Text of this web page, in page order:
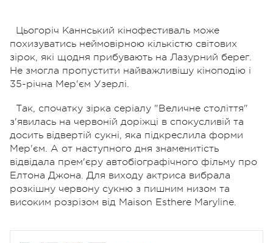
Цьогоріч Каннський кінофестиваль може
похизуватись неймовірною кількістю світових
зірок, які щодня прибувають на Лазурний берег.
Не змогла пропустити найважливішу кіноподію і
35-річна Мер'єм Узерлі.
Так, спочатку зірка серіалу "Величне століття"
з'явилась на червоній доріжці в спокусливій та
досить відвертій сукні, яка підкреслила форми
Мер'єм. А от наступного дня знаменитість
відвідала прем'єру автобіографічного фільму про
Елтона Джона. Для виходу актриса вибрала
розкішну червону сукню з пишним низом та
високим розрізом від Maison Esthere Maryline.